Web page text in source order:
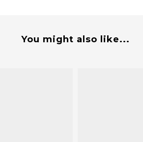
You might also like...